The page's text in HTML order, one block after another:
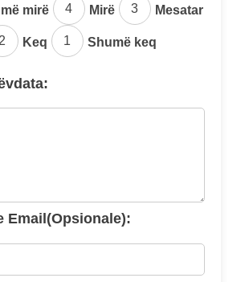
mirë 4 Mirë 3 Mesatar
2 Keq 1 Shumë keq
Email(Opsionale):